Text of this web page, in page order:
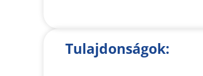
Tulajdonságok: